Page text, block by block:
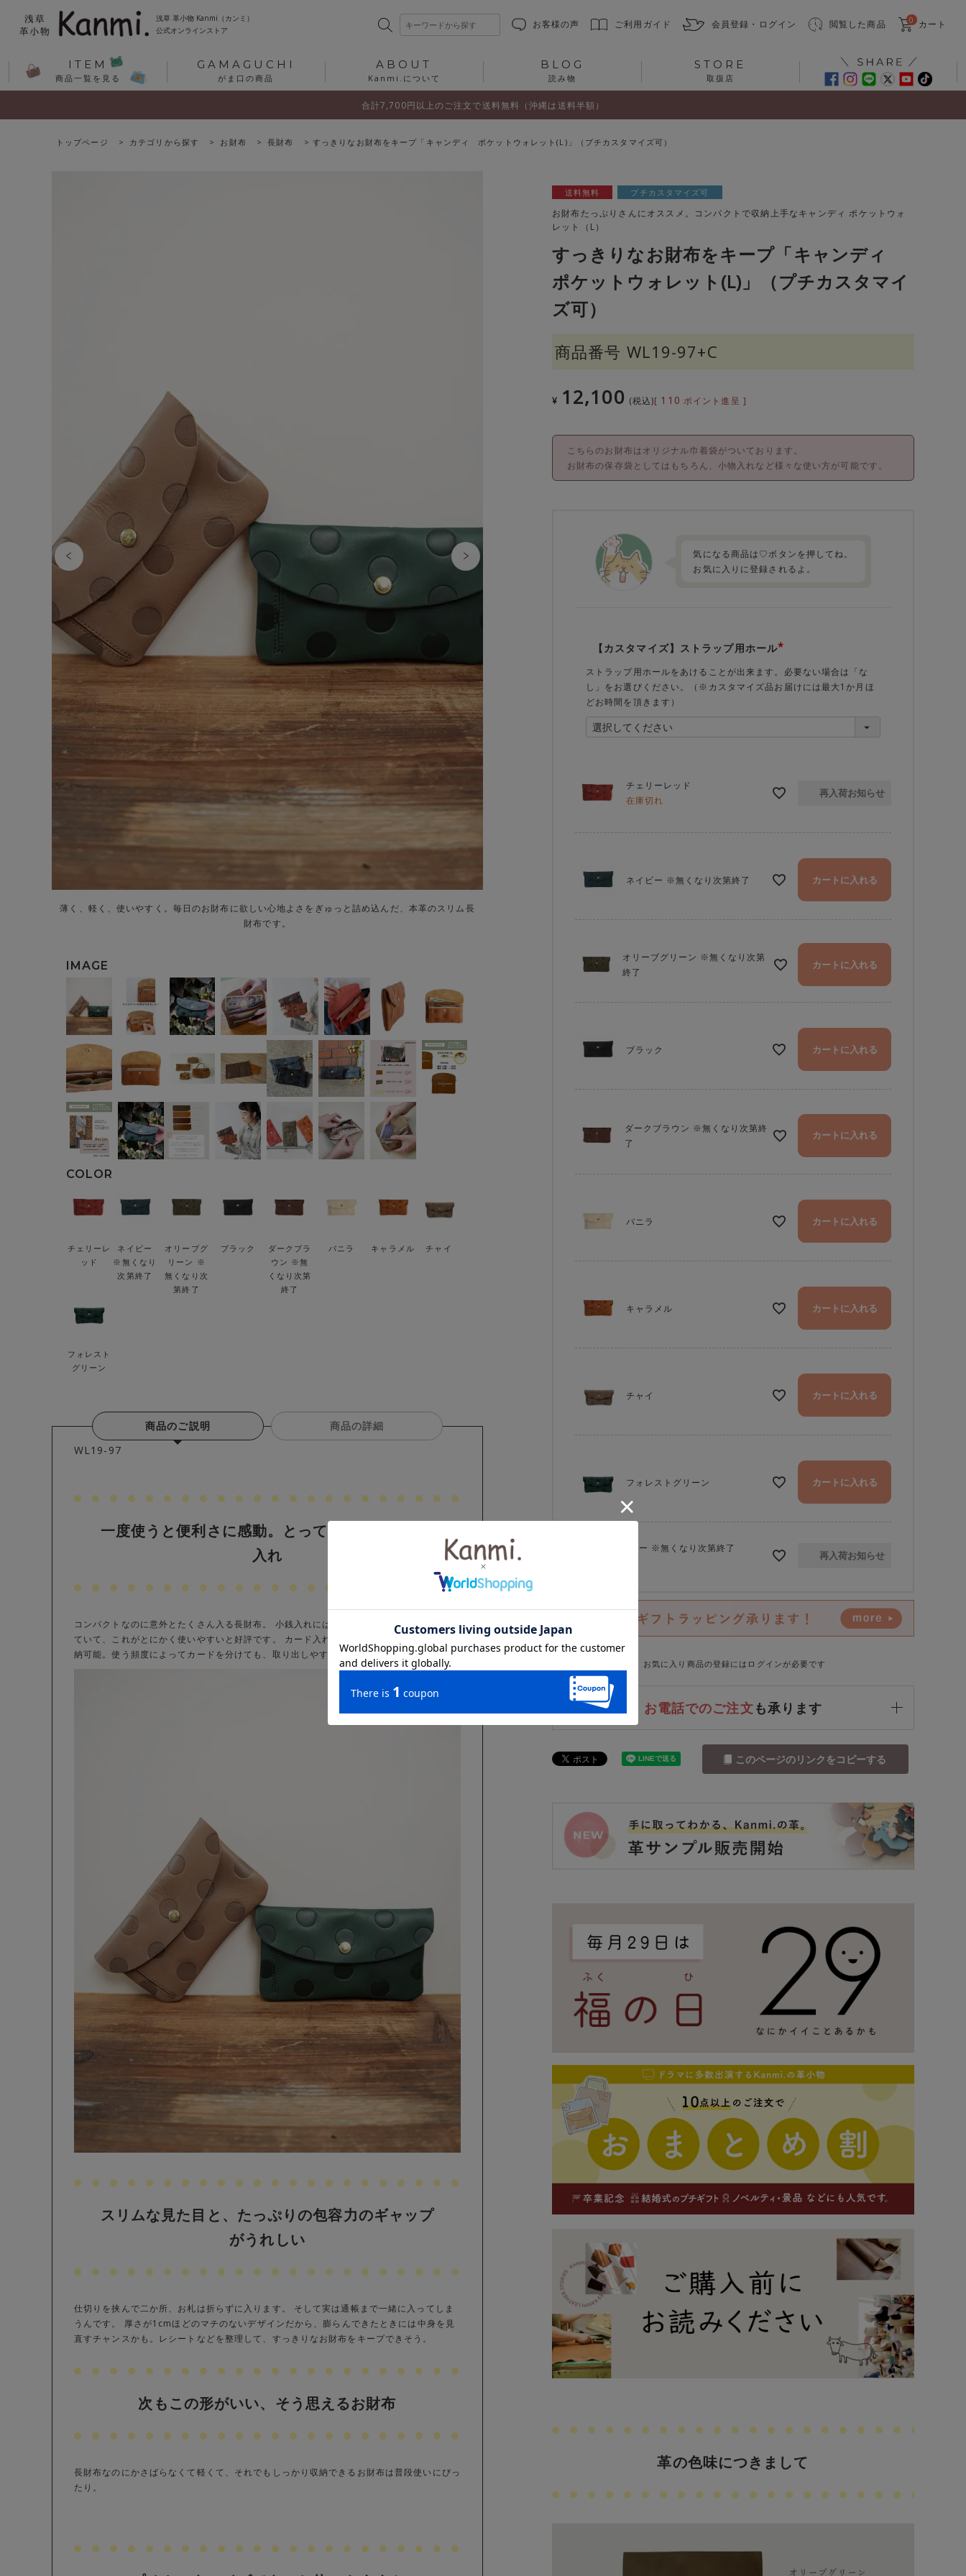
浅草 革小物 Kanmi（カンミ）
公式オンラインストア
お客様の声 ご利用ガイド 会員登録・ログイン 閲覧した商品 0 カート
ITEM
商品一覧を見る
GAMAGUCHI
がま口の商品
ABOUT
Kanmi.について
BLOG
読み物
STORE
取扱店
合計7,700円以上のご注文で送料無料（沖縄は送料半額）
トップページ カテゴリから探す お財布 長財布 すっきりなお財布をキープ「キャンディ ポケットウォレット(L)」（プチカスタマイズ可）
薄く、軽く、使いやすく。毎日のお財布に欲しい心地よさをぎゅっと詰め込んだ、本革のスリム長
財布です。
チェリーレ
ッド
ネイビー
※無くなり
次第終了
オリーブグ
リーン ※
無くなり次
第終了
ブラック
ダークブラ
ウン ※無
くなり次第
終了
バニラ キャラメル チャイ
フォレスト
グリーン
商品のご説明
商品の詳細
WL19-97
一度使うと便利さに感動。とっても見やすい小銭
入れ
コンパクトなのに意外とたくさん入る長財布。 小銭入れには外側に大きく開くマチが付い
ていて、これがとにかく使いやすいと好評です。 カード入れは二つ、それぞれ縦と横に収
納可能。使う頻度によってカードを分けても、取り出しやすいシンプルな構造です。
スリムな見た目と、たっぷりの包容力のギャップ
がうれしい
仕切りを挟んで二か所、お札は折らずに入ります。 そして実は通帳まで一緒に入ってしま
うんです。 厚さが1cmほどのマチのないデザインだから、膨らんできたときには中身を見
直すチャンスかも。レシートなどを整理して、すっきりなお財布をキープできそう。
次もこの形がいい、そう思えるお財布
長財布なのにかさばらなくて軽くて、それでもしっかり収納できるお財布は普段使いにぴっ
たり。
送料無料 プチカスタマイズ可
お財布たっぷりさんにオススメ。コンパクトで収納上手なキャンディ ポケットウォ
レット（L）
すっきりなお財布をキープ「キャンディ
ポケットウォレット(L)」（プチカスタマイ
ズ可）
商品番号 WL19-97+C
¥ 12,100 税込 [ 110 ポイント進呈 ]
こちらのお財布はオリジナル巾着袋がついております。
お財布の保存袋としてはもちろん、小物入れなど様々な使い方が可能です。
気になる商品は♡ボタンを押してね。
お気に入りに登録されるよ。
【カスタマイズ】ストラップ用ホール
須)
ストラップ用ホールをあけることが出来ます。必要ない場合は「な
し」をお選びください。（※カスタマイズ品お届けには最大1か月ほ
どお時間を頂きます）
チェリーレッド
在庫切れ
再入荷お知らせ
ネイビー ※無くなり次第終了 カートに入れる
オリーブグリーン ※無くなり次第
終了
カートに入れる
ブラック カートに入れる
ダークブラウン ※無くなり次第終
了
カートに入れる
バニラ カートに入れる
キャラメル カートに入れる
チャイ カートに入れる
フォレストグリーン カートに入れる
アッシュ グレー ※無くなり次第終了
再入荷お知らせ
お気に入り商品の登録にはログインが必要です
お電話でのご注文も承ります
このページのリンクをコピーする
革の色味につきまして